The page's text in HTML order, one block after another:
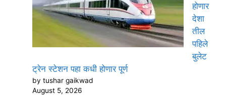
होणार
देशा
तील
पहिले
बुलेट
ट्रेन स्टेशन पहा कधी होणार पूर्ण
by tushar gaikwad
August 5, 2026